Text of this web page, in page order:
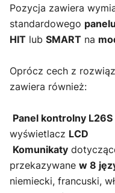
Pozycja zawiera
standardowego
HIT lub SMART na
Oprócz cech z
zawiera również:
Panel kontrolny L26S
wyświetlacz LCD
Komunikaty
przekazywane w 8
niemiecki, francuski,